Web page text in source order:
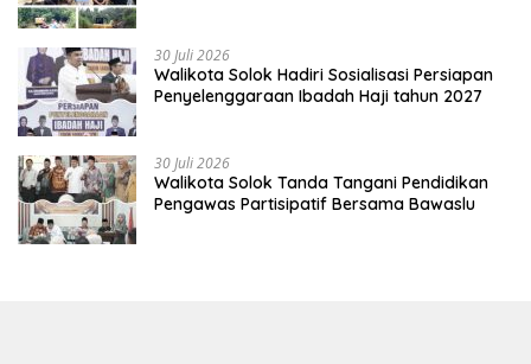
30 Juli 2026
Walikota Solok Hadiri Sosialisasi Persiapan
Penyelenggaraan Ibadah Haji tahun 2027
30 Juli 2026
Walikota Solok Tanda Tangani Pendidikan
Pengawas Partisipatif Bersama Bawaslu